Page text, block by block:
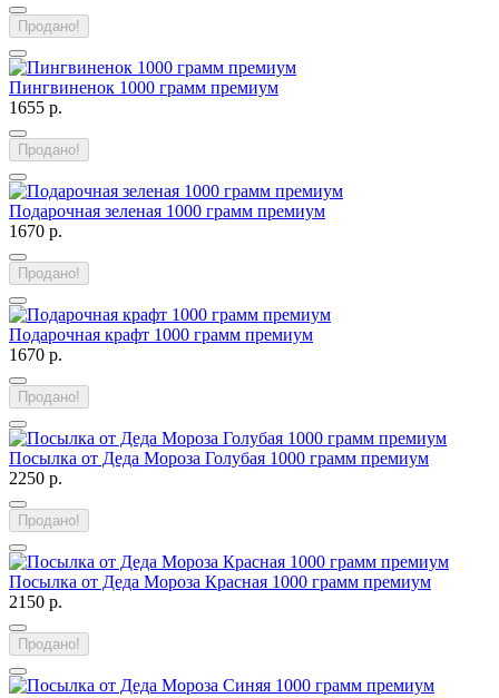
Продано!
Пингвиненок 1000 грамм премиум
1655 р.
Продано!
Подарочная зеленая 1000 грамм премиум
1670 р.
Продано!
Подарочная крафт 1000 грамм премиум
1670 р.
Продано!
Посылка от Деда Мороза Голубая 1000 грамм премиум
2250 р.
Продано!
Посылка от Деда Мороза Красная 1000 грамм премиум
2150 р.
Продано!